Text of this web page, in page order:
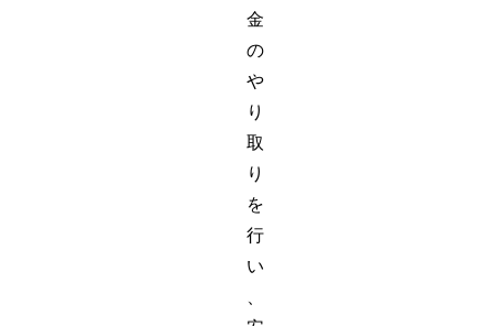
金
の
や
り
取
り
を
行
い